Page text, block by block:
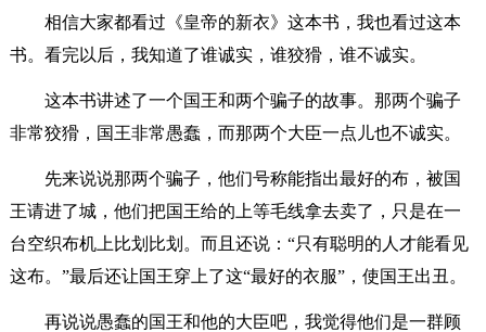
相信大家都看过《皇帝的新衣》这本书，我也看过这本
书。看完以后，我知道了谁诚实，谁狡猾，谁不诚实。
这本书讲述了一个国王和两个骗子的故事。那两个骗子
非常狡猾，国王非常愚蠢，而那两个大臣一点儿也不诚实。
先来说说那两个骗子，他们号称能指出最好的布，被国
王请进了城，他们把国王给的上等毛线拿去卖了，只是在一
台空织布机上比划比划。而且还说：“只有聪明的人才能看见
这布。”最后还让国王穿上了这“最好的衣服”，使国王出丑。
再说说愚蠢的国王和他的大臣吧，我觉得他们是一群顾